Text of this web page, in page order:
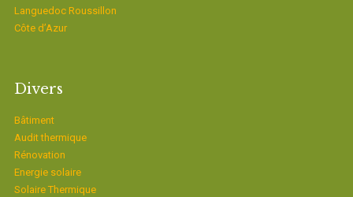
Languedoc Roussillon
Côte d’Azur
Divers
Bâtiment
Audit thermique
Rénovation
Energie solaire
Solaire Thermique